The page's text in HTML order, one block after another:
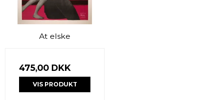
At elske
475,00 DKK
VIS PRODUKT